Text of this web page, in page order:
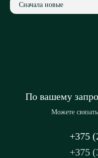
Сначала новые
По вашему
Можете
+375
+375